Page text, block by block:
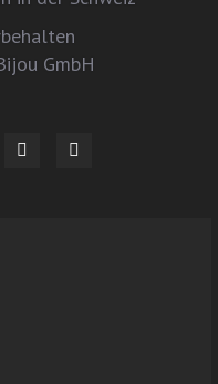
GmbH